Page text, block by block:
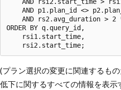
AND p1.plan_id <>
AND rs2.avg_duration > 2
ORDER BY q.query_id,
    rsi1.start_time,
(プラン選択の変更に関連するも
低下に関するすべての情報を表